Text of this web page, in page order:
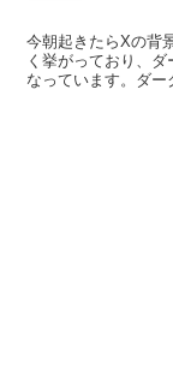
今朝起きたらXの背
く挙がっており、
なっています。ダー